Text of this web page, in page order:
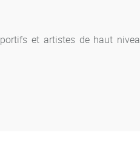
et artistes de haut